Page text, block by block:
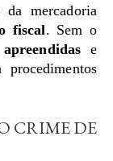
mercadoria
fiscal. Sem o
e
CRIME DE